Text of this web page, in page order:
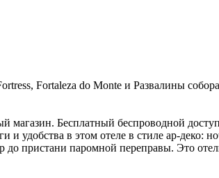
Fortaleza do Monte и Развалины
магазин. Бесплатный беспроводной
удобства в этом отеле в стиле ар-деко:
пристани паромной переправы. Это